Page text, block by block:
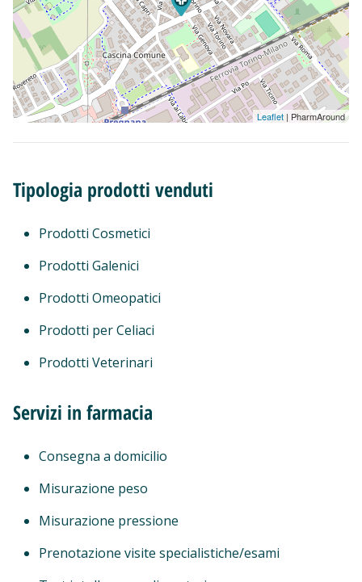
Leaflet | PharmAround
Tipologia prodotti venduti
Prodotti Cosmetici
Prodotti Galenici
Prodotti Omeopatici
Prodotti per Celiaci
Prodotti Veterinari
Servizi in farmacia
Consegna a domicilio
Misurazione peso
Misurazione pressione
Prenotazione visite specialistiche/esami